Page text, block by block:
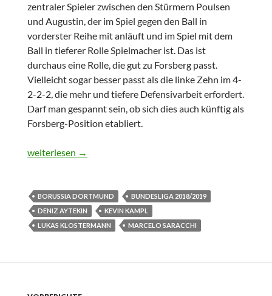
zentraler Spieler zwischen den Stürmern Poulsen
und Augustin, der im Spiel gegen den Ball in
vorderster Reihe mit anläuft und im Spiel mit dem
Ball in tieferer Rolle Spielmacher ist. Das ist
durchaus eine Rolle, die gut zu Forsberg passt.
Vielleicht sogar besser passt als die linke Zehn im 4-
2-2-2, die mehr und tiefere Defensivarbeit erfordert.
Darf man gespannt sein, ob sich dies auch künftig als
Forsberg-Position etabliert.
Bundesliga: Borussia Dortmund vs. RB Leipzig 4:1
weiterlesen →
BORUSSIA DORTMUND
BUNDESLIGA 2018/2019
DENIZ AYTEKIN
KEVIN KAMPL
LUKAS KLOSTERMANN
MARCELO SARACCHI